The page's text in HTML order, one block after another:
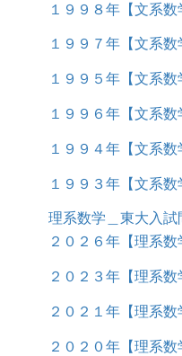
１９９８年【文系
１９９７年【文系
１９９５年【文系
１９９６年【文系
１９９４年【文系
１９９３年【文系
理系数学＿東大入試
２０２６年【理系
２０２３年【理系
２０２１年【理系
２０２０年【理系